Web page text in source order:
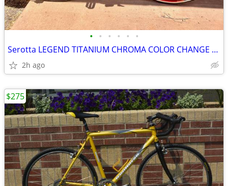
• • • • • •
Serotta LEGEND TITANIUM CHROMA COLOR CHANGE CARBON CAMPAGNOLO RECORD
2h ago
$275